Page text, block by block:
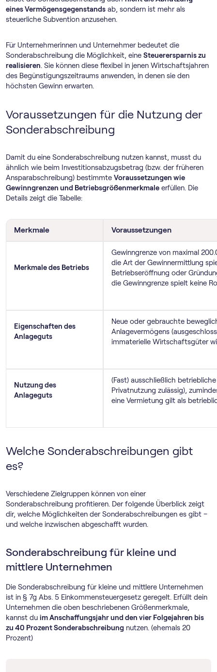
eines Vermögensgegenstands ab, sondern ist mehr als
steuerliche Subvention anzusehen.
Für Unternehmerinnen und Unternehmer bedeutet die
Sonderabschreibung die Möglichkeit, eine Steuerersparnis zu
realisieren. Sie können diese flexibel in jenen Wirtschaftsjahren
des Begünstigungszeitraums anwenden, in denen sie den
höchsten Gewinn erwarten.
Voraussetzungen für die Nutzung der
Sonderabschreibung
Damit du eine Sonderabschreibung nutzen kannst, musst du
ähnlich wie beim Investitionsabzugsbetrag (bzw. der früheren
Ansparabschreibung) bestimmte Voraussetzungen wie
Gewinngrenzen und Betriebsgrößenmerkmale erfüllen. Die
Details zeigt die Tabelle:
Merkmale Voraussetzungen
Merkmale des Betriebs
Gewinngrenze von maximal
die Art der Gewinnermittlung
Betriebseröffnung oder
die Gewinngrenze spielt keine
Eigenschaften des
Anlageguts
Neue oder gebrauchte
Anlagevermögens
immaterielle Wirtschaftsgüter
Nutzung des
Anlageguts
(Fast) ausschließlich
Privatnutzung zulässig),
eine Vermietung gilt als
Welche Sonderabschreibungen gibt
es?
Verschiedene Zielgruppen können von einer
Sonderabschreibung profitieren. Der folgende Überblick zeigt
dir, welche Möglichkeiten der Sonderabschreibungen es gibt –
und welche inzwischen abgeschafft wurden.
Sonderabschreibung für kleine und
mittlere Unternehmen
Die Sonderabschreibung für kleine und mittlere Unternehmen
ist in § 7g Abs. 5 Einkommensteuergesetz geregelt. Erfüllt dein
Unternehmen die oben beschriebenen Größenmerkmale,
kannst du im Anschaffungsjahr und den vier Folgejahren bis
zu 40 Prozent Sonderabschreibung nutzen. (ehemals 20
Prozent)